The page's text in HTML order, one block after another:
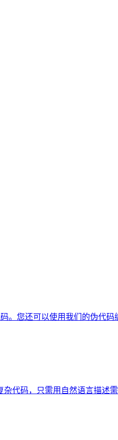
。您还可以使用我们的伪代
代码，只需用自然语言描述